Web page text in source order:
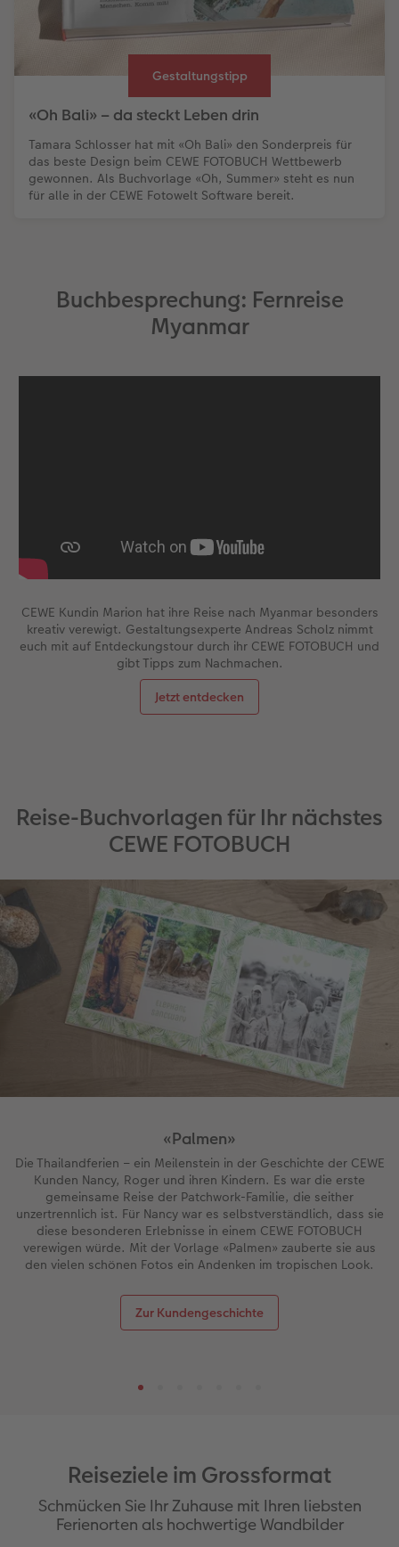
Gestaltungstipp
«Oh Bali» – da steckt Leben drin
Tamara Schlosser hat mit «Oh Bali» den Sonderpreis für
das beste Design beim CEWE FOTOBUCH Wettbewerb
gewonnen. Als Buchvorlage «Oh, Summer» steht es nun
für alle in der CEWE Fotowelt Software bereit.
Buchbesprechung: Fernreise
Myanmar
CEWE Kundin Marion hat ihre Reise nach Myanmar besonders
kreativ verewigt. Gestaltungsexperte Andreas Scholz nimmt
euch mit auf Entdeckungstour durch ihr CEWE FOTOBUCH und
gibt Tipps zum Nachmachen.
Jetzt entdecken
Reise-Buchvorlagen für Ihr nächstes
CEWE FOTOBUCH
«Palmen»
Die Thailandferien – ein Meilenstein in der Geschichte der CEWE
Kunden Nancy, Roger und ihren Kindern. Es war die erste
gemeinsame Reise der Patchwork-Familie, die seither
unzertrennlich ist. Für Nancy war es selbstverständlich, dass sie
diese besonderen Erlebnisse in einem CEWE FOTOBUCH
verewigen würde. Mit der Vorlage «Palmen» zauberte sie aus
den vielen schönen Fotos ein Andenken im tropischen Look.
Zur Kundengeschichte
Reiseziele im Grossformat
Schmücken Sie Ihr Zuhause mit Ihren liebsten
Ferienorten als hochwertige Wandbilder